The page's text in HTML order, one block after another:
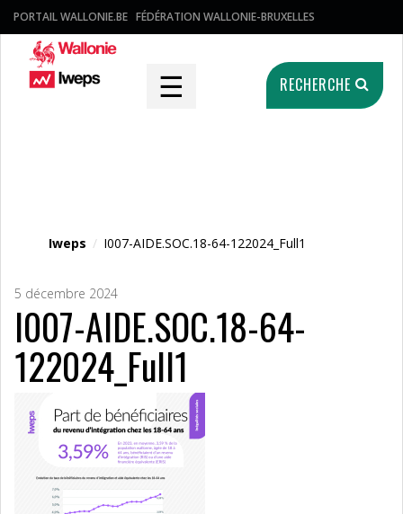
PORTAIL WALLONIE.BE FÉDÉRATION WALLONIE-BRUXELLES
☰ RECHERCHE
Iweps / I007-AIDE.SOC.18-64-122024_Full1
5 décembre 2024
I007-AIDE.SOC.18-64-
122024_Full1